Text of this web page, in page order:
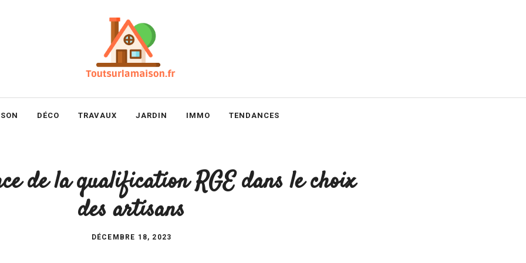
DÉCO TRAVAUX JARDIN IMMO TENDANCES
de la qualification RGE dans le choix
des artisans
DÉCEMBRE 18, 2023